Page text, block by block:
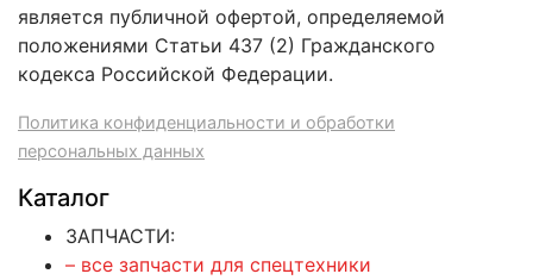
является публичной офертой, определяемой
положениями Статьи 437 (2) Гражданского
кодекса Российской Федерации.
Политика конфиденциальности и обработки
персональных данных
Каталог
ЗАПЧАСТИ:
– все запчасти для спецтехники